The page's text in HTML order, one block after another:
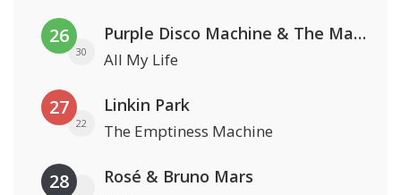
26
30
Purple Disco Machine & The Magician
All My Life
27
22
Linkin Park
The Emptiness Machine
28 Rosé & Bruno Mars